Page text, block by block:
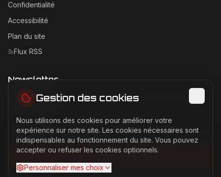
Confidentialité
Accessibilité
Plan du site
Flux RSS
Newsletter
Recevez les dernières actualités Ferrari directement dans
Adresse email pour la newsletter
S'abonner à la newsletter
Gestion des cookies
Nous utilisons des cookies pour améliorer votre
expérience sur notre site. Les cookies nécessaires sont
indispensables au fonctionnement du site. Vous pouvez
accepter ou refuser les cookies optionnels.
Personnaliser mes choix